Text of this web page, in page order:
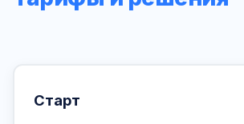
Старт